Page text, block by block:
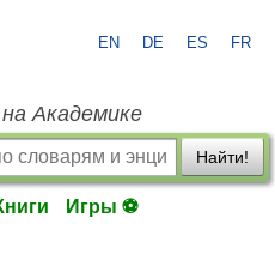
EN DE ES FR
Академике
Найти!
Игры ⚽